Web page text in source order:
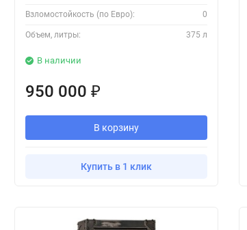
Взломостойкость (по Евро): 0
Объем, литры: 375 л
В наличии
950 000 ₽
В корзину
Купить в 1 клик